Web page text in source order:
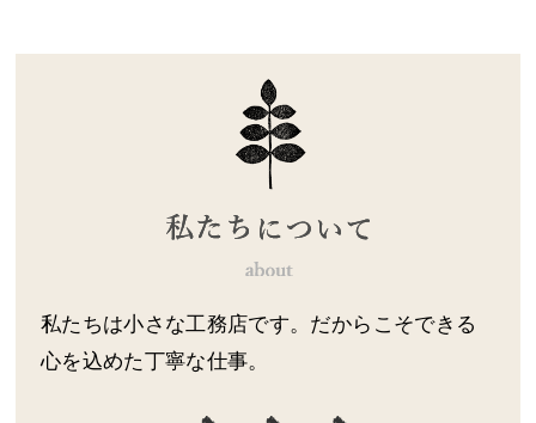
私たちは小さな工務店です。だからこそできる
心を込めた丁寧な仕事。